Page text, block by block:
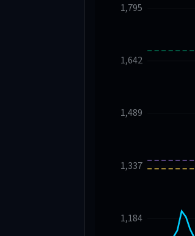
1,795
1,642
1,489
1,337
1,184